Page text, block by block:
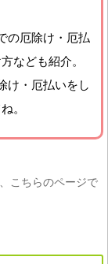
の厄除け・厄払
なども紹介。
け・厄払いをし
。
こちらのページで